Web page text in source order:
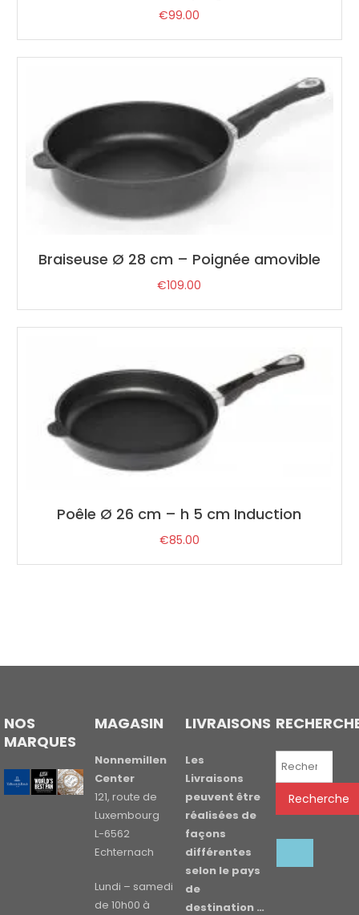
€99.00
Braiseuse Ø 28 cm – Poignée amovible
€109.00
Poêle Ø 26 cm – h 5 cm Induction
€85.00
NOS
MARQUES
MAGASIN
Nonnemillen
Center
121, route de
Luxembourg
L-6562
Echternach
Lundi – samedi
de 10h00 à
LIVRAISONS
Les
Livraisons
peuvent être
réalisées de
façons
différentes
selon le pays
de
destination …
Recherche
Recherche